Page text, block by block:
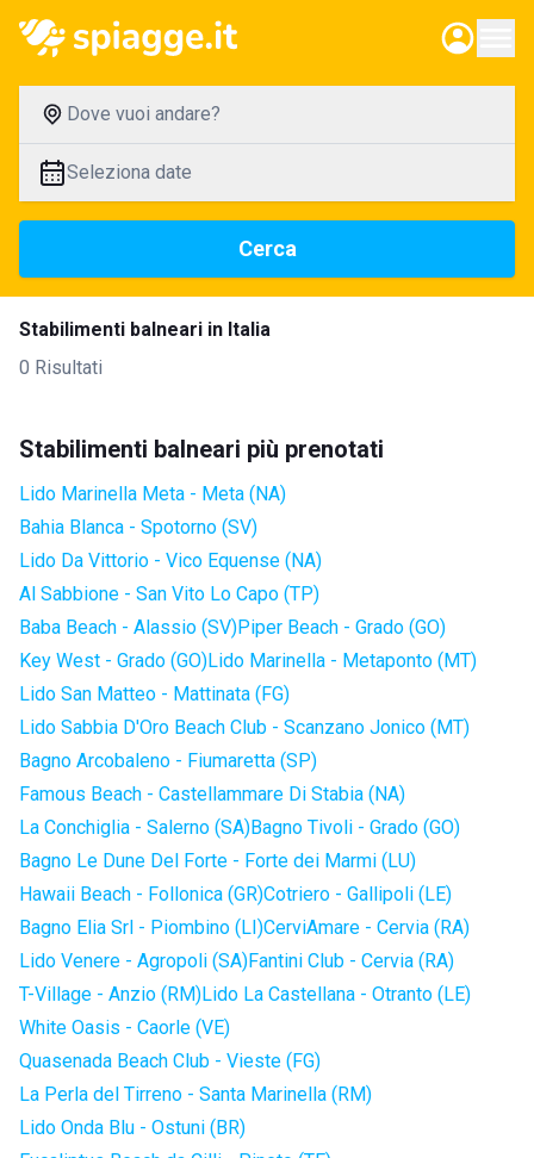
Dove vuoi andare?
Seleziona date
Cerca
Stabilimenti balneari in Italia
0 Risultati
Stabilimenti balneari più prenotati
Lido Marinella Meta - Meta (NA)
Bahia Blanca - Spotorno (SV)
Lido Da Vittorio - Vico Equense (NA)
Al Sabbione - San Vito Lo Capo (TP)
Baba Beach - Alassio (SV)Piper Beach - Grado (GO)
Key West - Grado (GO)Lido Marinella - Metaponto (MT)
Lido San Matteo - Mattinata (FG)
Lido Sabbia D'Oro Beach Club - Scanzano Jonico (MT)
Bagno Arcobaleno - Fiumaretta (SP)
Famous Beach - Castellammare Di Stabia (NA)
La Conchiglia - Salerno (SA)Bagno Tivoli - Grado (GO)
Bagno Le Dune Del Forte - Forte dei Marmi (LU)
Hawaii Beach - Follonica (GR)Cotriero - Gallipoli (LE)
Bagno Elia Srl - Piombino (LI)CerviAmare - Cervia (RA)
Lido Venere - Agropoli (SA)Fantini Club - Cervia (RA)
T-Village - Anzio (RM)Lido La Castellana - Otranto (LE)
White Oasis - Caorle (VE)
Quasenada Beach Club - Vieste (FG)
La Perla del Tirreno - Santa Marinella (RM)
Lido Onda Blu - Ostuni (BR)